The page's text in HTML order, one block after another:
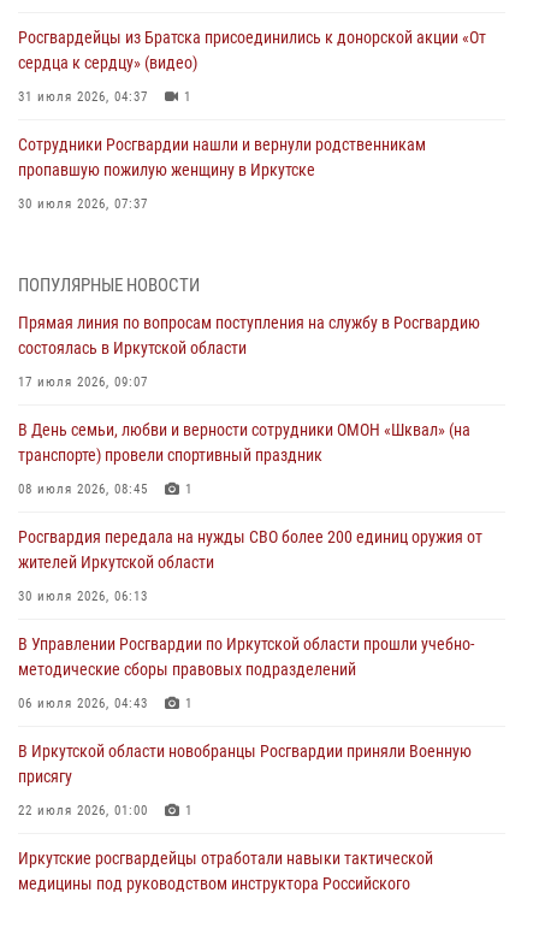
Росгвардейцы из Братска присоединились к донорской акции «От
сердца к сердцу» (видео)
31 июля 2026, 04:37 1
Сотрудники Росгвардии нашли и вернули родственникам
пропавшую пожилую женщину в Иркутске
30 июля 2026, 07:37
жителей Иркутской области
При силовой поддержке СОБР Росгвардии в Иркутской области
провели рейды по соблюдению миграционного законодательства
В честь 10-летия Росгвардии сотрудники вневедомственной охраны
из Ангарска познакомили отдыхающих детского лагеря со службой
29 июля 2026, 03:44
Росгвардейцы из Иркутска приняли участие в праздновании Дня
28 июля 2026, 07:15
ПОПУЛЯРНЫЕ НОВОСТИ
Прямая линия по вопросам поступления на службу в Росгвардию
состоялась в Иркутской области
17 июля 2026, 09:07
В День семьи, любви и верности сотрудники ОМОН «Шквал» (на
транспорте) провели спортивный праздник
08 июля 2026, 08:45 1
Росгвардия передала на нужды СВО более 200 единиц оружия от
жителей Иркутской области
30 июля 2026, 06:13
В Управлении Росгвардии по Иркутской области прошли учебно-
методические сборы правовых подразделений
06 июля 2026, 04:43 1
В Иркутской области новобранцы Росгвардии приняли Военную
присягу
22 июля 2026, 01:00 1
Иркутские росгвардейцы отработали навыки тактической
медицины под руководством инструктора Российского